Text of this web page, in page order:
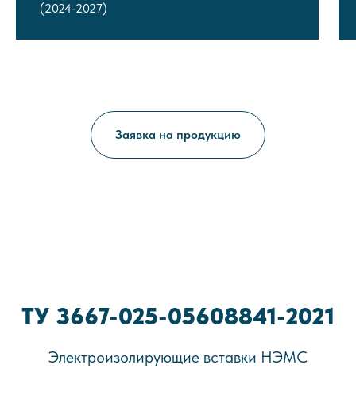
(2024-2027)
Заявка на продукцию
ТУ 3667-025-05608841-2021
Электроизолирующие вставки НЭМС